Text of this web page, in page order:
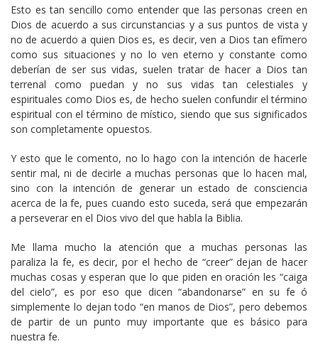
Esto es tan sencillo como entender que las personas creen en
Dios de acuerdo a sus circunstancias y a sus puntos de vista y
no de acuerdo a quien Dios es, es decir, ven a Dios tan efímero
como sus situaciones y no lo ven eterno y constante como
deberían de ser sus vidas, suelen tratar de hacer a Dios tan
terrenal como puedan y no sus vidas tan celestiales y
espirituales como Dios es, de hecho suelen confundir el término
espiritual con el término de místico, siendo que sus significados
son completamente opuestos.
Y esto que le comento, no lo hago con la intención de hacerle
sentir mal, ni de decirle a muchas personas que lo hacen mal,
sino con la intención de generar un estado de consciencia
acerca de la fe, pues cuando esto suceda, será que empezarán
a perseverar en el Dios vivo del que habla la Biblia.
Me llama mucho la atención que a muchas personas las
paraliza la fe, es decir, por el hecho de “creer” dejan de hacer
muchas cosas y esperan que lo que piden en oración les “caiga
del cielo”, es por eso que dicen “abandonarse” en su fe ó
simplemente lo dejan todo “en manos de Dios”, pero debemos
de partir de un punto muy importante que es básico para
nuestra fe.